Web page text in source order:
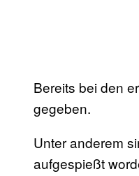
Bereits bei den
gegeben.
Unter anderem
aufgespießt